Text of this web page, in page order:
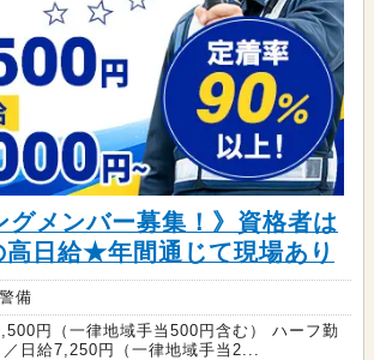
グメンバー募集！》資格者は
高日給★年間通じて現場あり
備
円（一律地域手当500円含む） ハーフ勤
日給7,250円（一律地域手当2...